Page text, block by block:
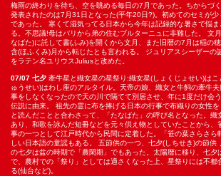
梅雨の終わりを待ち、空を眺める毎日の7月であった。ちからづ
発表されたのは7月31日となった(平年20日?)。初めてのセミが少
であった。 寒くて湿気ってる日本から今年は記録的な暑さで悩
る。不思議!母はパリから弟の住むブルターニュに非難した。 文
なばた)に託して書(ふみ)を開くから文月、また旧暦の7月は稲の
含(ほふくみ)月から転じたとも言われる。 ジュリアスシーザーの
をラテン名ユリウスJuliusと改めた。
07/07 七夕 牽牛星と織女星の星祭り:織女星(しょくじょせい)は
ゅうせい)はわし座のアルタイル。天帝の娘、織女と牛飼の牽牛
事をしなくなったので天の川で隔てて別居させ、年に1度だけ会
伝説に由来。 祖先の霊に布を捧げる日本の行事で布織りの女性を
と読んだことと合わさって、「たなばた」の呼び名となった。織
あり、和歌を詠んだ短冊などを元々供え物としていたことから、
事の一つとして江戸時代から民間に定着した。「笹の葉さらさら
しい日本語の童謡もある。 五節供の一つ、七夕(しちせき)の節供
の七夕は盆の時期で「農閑期」でもあった。太陽暦に移り、七夕
で、農村での「祭り」としては適さくなった上、星祭りには不都
る(仙台など)。